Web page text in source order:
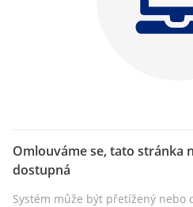
Omlouváme se, tato stránka
dostupná
Systém může být přetížený nebo